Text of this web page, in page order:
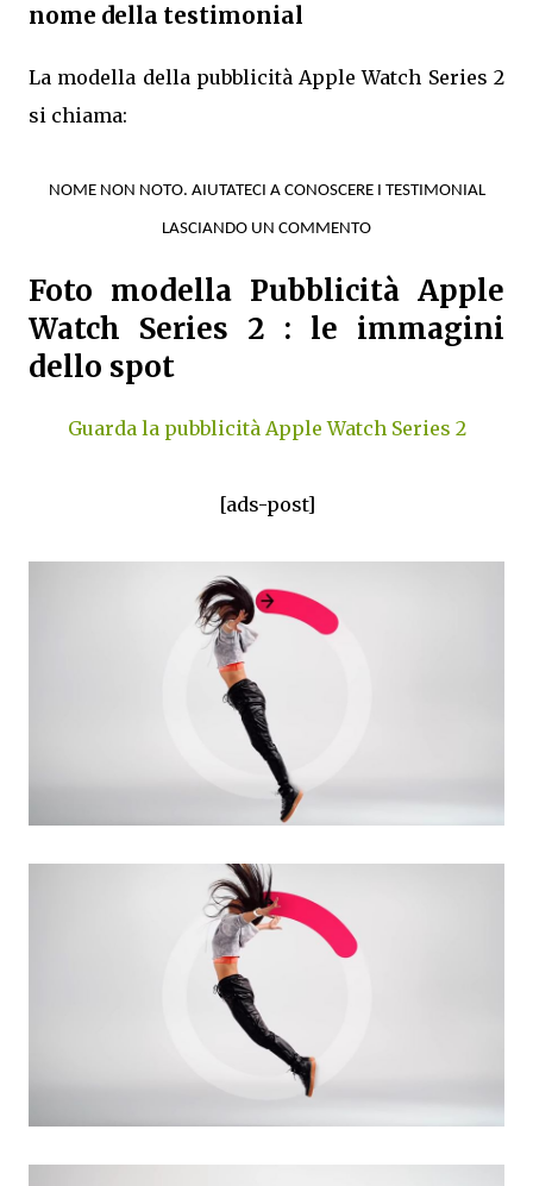
nome della testimonial
La modella della pubblicità Apple Watch Series 2
si chiama:
NOME NON NOTO. AIUTATECI A CONOSCERE I TESTIMONIAL
LASCIANDO UN COMMENTO
Foto modella Pubblicità Apple
Watch Series 2 : le immagini
dello spot
Guarda la pubblicità Apple Watch Series 2
[ads-post]